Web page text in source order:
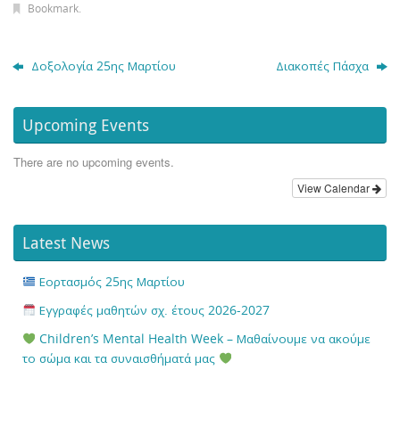
Bookmark.
Δοξολογία 25ης Μαρτίου Διακοπές Πάσχα
Upcoming Events
There are no upcoming events.
View Calendar
Latest News
Εορτασμός 25ης Μαρτίου
Εγγραφές μαθητών σχ. έτους 2026-2027
Children’s Mental Health Week – Μαθαίνουμε να ακούμε
το σώμα και τα συναισθήματά μας